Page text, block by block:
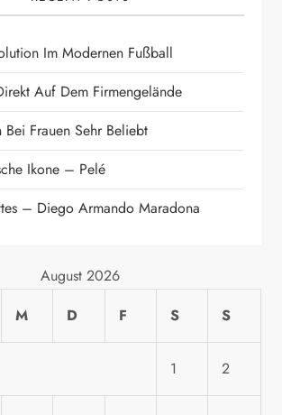
Im Modernen Fußball
Auf Dem Firmengelände
Frauen Sehr Beliebt
Ikone – Pelé
– Diego Armando Maradona
August 2026
M D F S S
1 2